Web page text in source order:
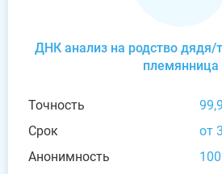
ДНК анализ на родство дядя/
племянница
Точность
Срок
от
Анонимность